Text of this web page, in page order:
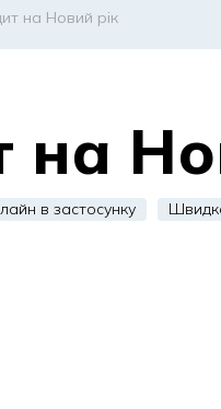
на Новий рік
на
в застосунку